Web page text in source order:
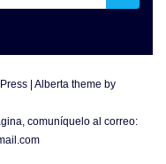
| Alberta theme by
comuníquelo al correo: